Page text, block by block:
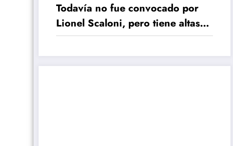
Todavía no fue convocado por
Lionel Scaloni, pero tiene altas
chances de jugar el Mundial
2026 con Argentina